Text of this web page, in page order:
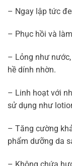
– Ngay lập tức
– Phục hồi và
– Lỏng như
hề dính nhờn.
– Linh hoạt với
sử dụng như
– Tăng cường
phẩm dưỡng da
– Không chứa